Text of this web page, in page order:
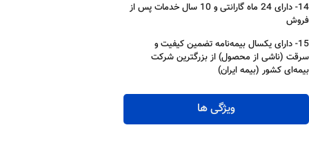
ویژگی ها
14- دارای 24 ماه گارانتی و 10 سال خدمات پس از
فروش
15- دارای یکسال بیمه‌نامه تضمین کیفیت و
سرقت (ناشی از محصول) از بزرگترین شرکت
بیمه‌ای کشور (بیمه ایران)